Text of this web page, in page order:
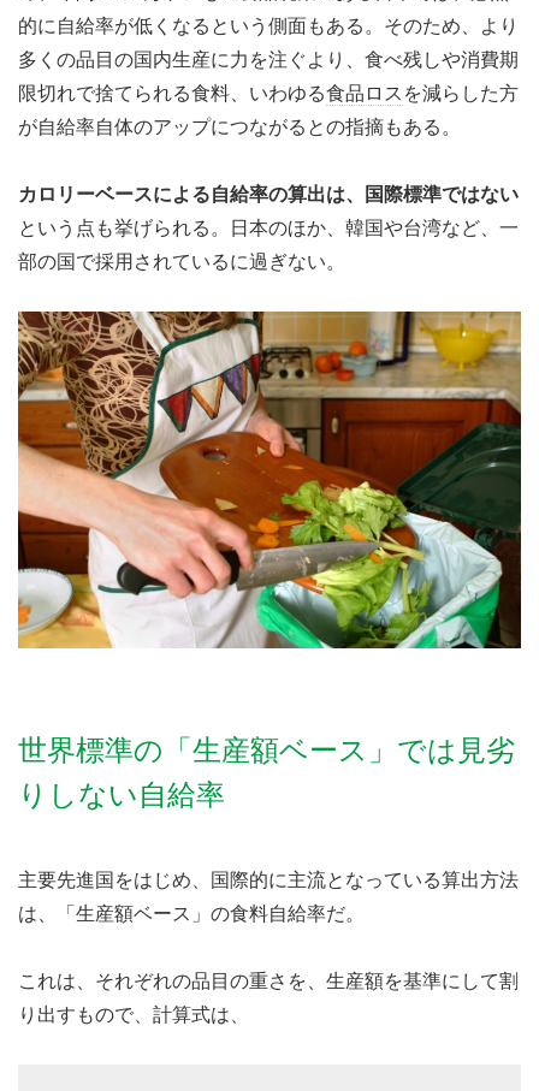
的に自給率が低くなるという側面もある。そのため、より
多くの品目の国内生産に力を注ぐより、食べ残しや消費期
限切れで捨てられる食料、いわゆる食品ロス を減らした方
が自給率自体のアップにつながるとの指摘もある。
カロリーベースによる自給率の算出は、国際標準ではない
という点も挙げられる。日本のほか、韓国や台湾など、一
部の国で採用されているに過ぎない。
世界標準の「生産額ベース」では見劣
りしない自給率
主要先進国をはじめ、国際的に主流となっている算出方法
は、「生産額ベース」の食料自給率だ。
これは、それぞれの品目の重さを、生産額を基準にして割
り出すもので、計算式は、